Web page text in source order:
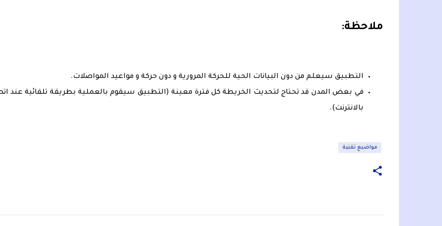
ملاحظة:
التطبيق سيعلم من دون البيانات الحية للحركة المرورية و دون حركة و مواعيد المواصلات.
في بعض المدن قد تحتاج لتحديث الخريطة كل فترة معينة (التطبيق سيقوم بالعملية بطريقة تلقائية عند
بالانترنت).
مواضيع تقنية